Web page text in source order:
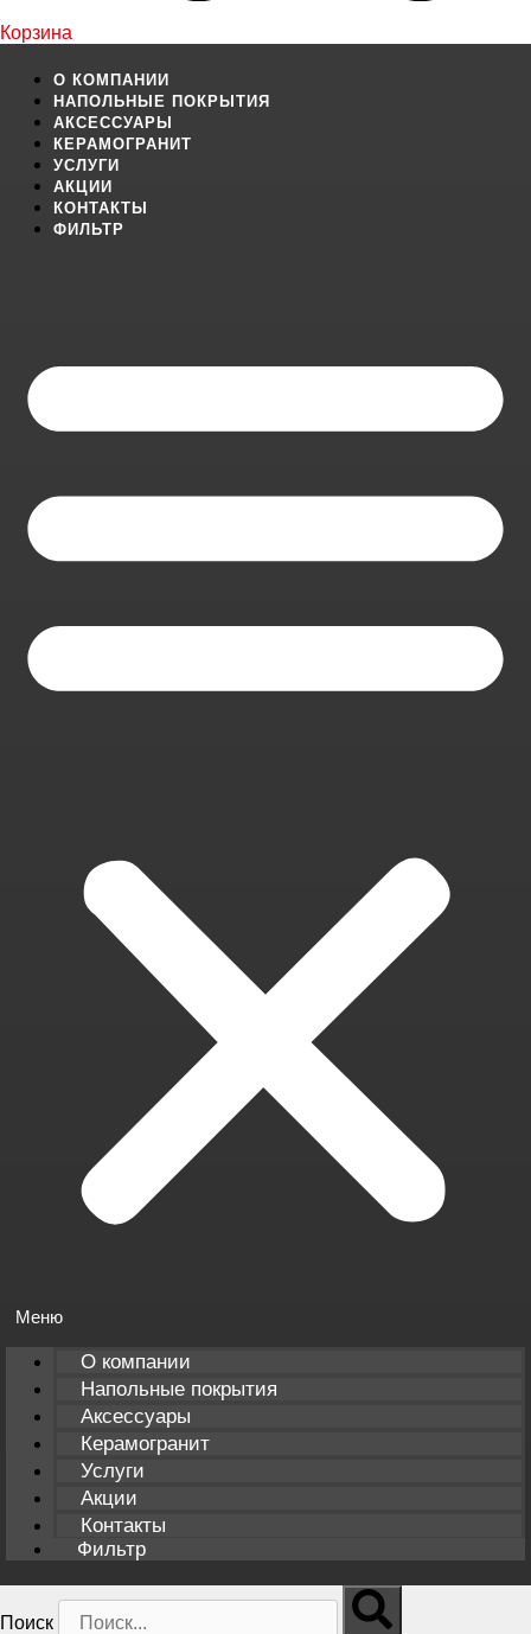
Корзина
О КОМПАНИИ
НАПОЛЬНЫЕ ПОКРЫТИЯ
АКСЕССУАРЫ
КЕРАМОГРАНИТ
УСЛУГИ
АКЦИИ
КОНТАКТЫ
ФИЛЬТР
О компании
Напольные покрытия
Аксессуары
Керамогранит
Услуги
Акции
Контакты
Фильтр
Поиск